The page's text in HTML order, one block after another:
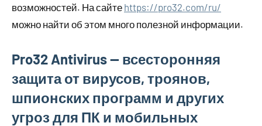
возможностей. На сайте https://pro32.com/ru/
можно найти об этом много полезной информации.
Pro32 Antivirus — всесторонняя
защита от вирусов, троянов,
шпионских программ и других
угроз для ПК и мобильных